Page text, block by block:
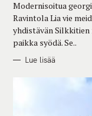
I
E
S
Modernisoitua
Ravintola Lia vie
yhdistävän Silkkitien
paikka syödä. Se..
Lue lisää